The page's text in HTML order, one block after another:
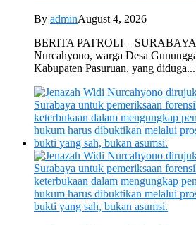
By adminAugust 4, 2026
BERITA PATROLI –
Nurcahyono, warga Desa
Kabupaten Pasuruan, yang diduga...